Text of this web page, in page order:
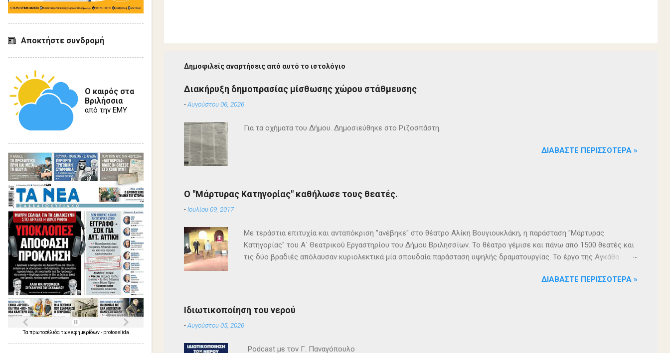
Δημοφιλείς αναρτήσεις από αυτό το ιστολόγιο
Διακήρυξη δημοπρασίας μίσθωσης χώρου στάθμευσης
-Αυγούστου 06, 2026
Για τα οχήματα του Δήμου. Δημοσιεύθηκε στο Ριζοσπάστη.
ΔΙΑΒΆΣΤΕ ΠΕΡΙΣΣΌΤΕΡΑ »
Ο "Μάρτυρας Κατηγορίας" καθήλωσε τους θεατές.
- Ιουλίου 09, 2017
Με τεράστια επιτυχία και ανταπόκριση "ανέβηκε" στο θέατρο Αλίκη Βουγιουκλάκη, η παράσταση "Μάρτυρας
Κατηγορίας" του Α΄ Θεατρικού Εργαστηρίου του Δήμου Βριλησσίων. Το θέατρο γέμισε και πάνω από 1500 θεατές και
τις δύο βραδιές απόλαυσαν κυριολεκτικά μία σπουδαία παράσταση υψηλής δραματουργίας. Το έργο της Αγκάθα
ανατροπές και ένα μοναδικό φινάλε που απαντά σε όλα τα ερωτήματα, σημάδεψαν όλους όσους παρακολούθησαν το
έργο και τους έμειναν ανεξίτηλα στη μνήμη τους. Επρόκειτο για μία αναμφισβήτητα δυνατή παράσταση. Με τη
σπουδαία σκηνοθεσία της Τώνιας Σταυροπούλου που επί μακρά σειρά ετών είναι υπεύθυνη του Α΄ Δημοτικού
Θεατρικού Εργαστηρίου. Εξαιρετικές ερμηνείες κατέθεσαν οι ηθοποιοί: Αλέξανδρος Γεωργίου, Αλέξανδρος
Θεοδόσης, Άννα Αλεξανδράκη, Γιάννης Καρτερός, Δήμητρα Χίου, Ευριπίδης Τσαούσογλου, Θοδωρής Σκληρός ,
ΔΙΑΒΆΣΤΕ ΠΕΡΙΣΣΌΤΕΡΑ »
Ιδιωτικοποίηση του νερού
-Αυγούστου 05, 2026
Podcast με τον Γ. Παναγόπουλο
Αποκτήστε συνδρομή
Ο καιρός στα
Βριλήσσια
από την ΕΜΥ
Τα πρωτοσέλιδα τωνεφημερίδων- protoselida